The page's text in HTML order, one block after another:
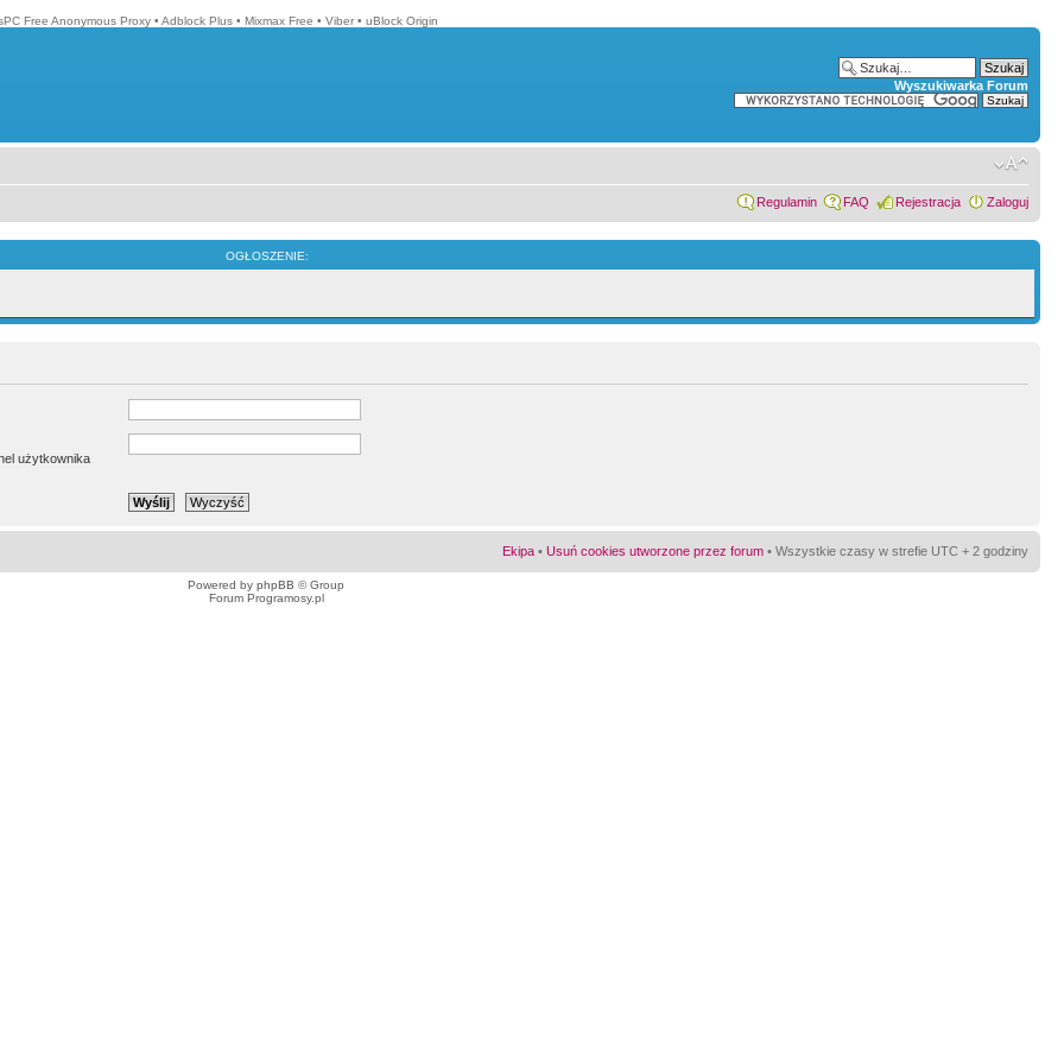
Free Anonymous Proxy • Adblock Plus • Mixmax Free • Viber • uBlock Origin
Wyszukiwarka Forum
Regulamin FAQ Rejestracja Zaloguj
OGŁOSZENIE:
użytkownika
Ekipa • Usuń cookies utworzone przez forum • Wszystkie czasy w strefie UTC + 2 godziny
Powered by phpBB © Group
Forum Programosy.pl